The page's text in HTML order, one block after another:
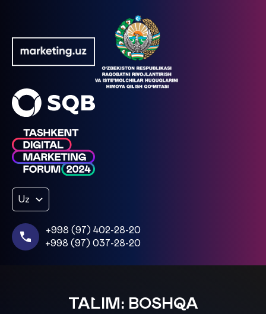
Uz
+998 (97) 402-28-20
+998 (97) 037-28-20
TA`LIM: BOSHQA